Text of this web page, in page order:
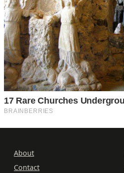
About
Contact